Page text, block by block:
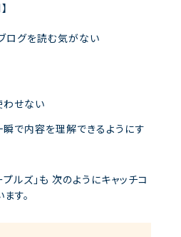
ログを読む気がない
わせない
瞬で内容を理解できるようにす
ルズ」も 次のようにキャッチコ
す。